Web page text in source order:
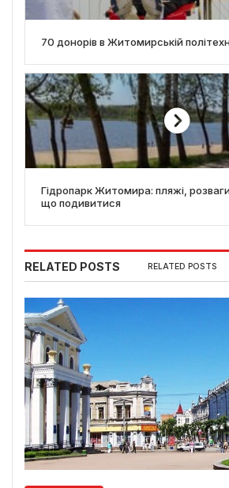
70 донорів в Житомирській
Гідропарк Житомира: пляжі,
що подивитися
RELATED POSTS RELATED POSTS